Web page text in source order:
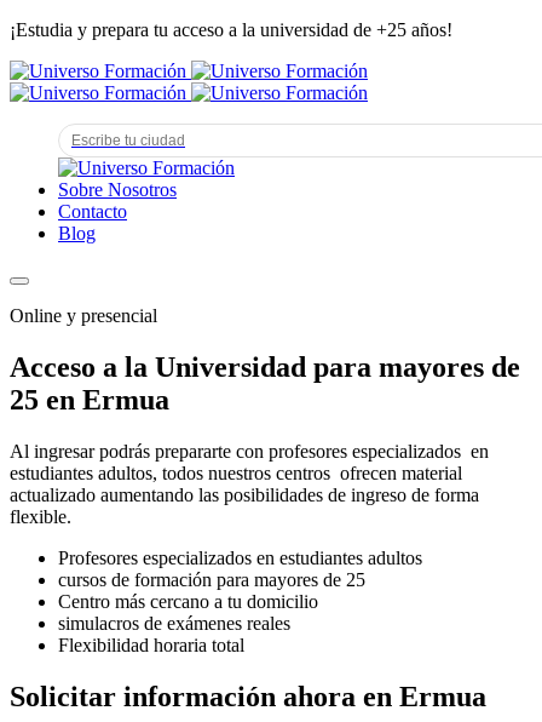
¡Estudia y prepara tu acceso a la universidad de +25 años!
Sobre Nosotros
Contacto
Blog
Online y presencial
Acceso a la Universidad para mayores de
25 en Ermua
Al ingresar podrás prepararte con profesores especializados en
estudiantes adultos, todos nuestros centros ofrecen material
actualizado aumentando las posibilidades de ingreso de forma
flexible.
Profesores especializados en estudiantes adultos
cursos de formación para mayores de 25
Centro más cercano a tu domicilio
simulacros de exámenes reales
Flexibilidad horaria total
Solicitar información ahora en Ermua